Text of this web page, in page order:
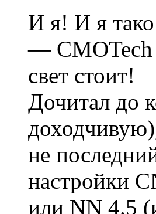
И я! И я
— CMOTech
свет стоит!
Дочитал до
не
настройки
или NN 4.5